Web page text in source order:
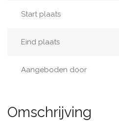
Start plaats
Eind plaats
Aangeboden door
Omschrijving